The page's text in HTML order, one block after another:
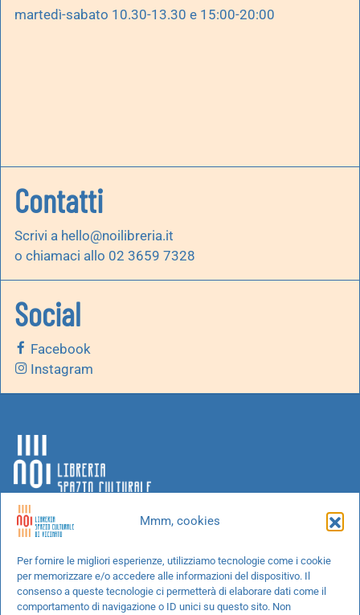
Mmm, cookies
Per fornire le migliori esperienze, utilizziamo tecnologie come i cookie
per memorizzare e/o accedere alle informazioni del dispositivo. Il
consenso a queste tecnologie ci permetterà di elaborare dati come il
comportamento di navigazione o ID unici su questo sito. Non
martedì-sabato 10.30-13.30 e 15:00-20:00
Contatti
Scrivi a hello@noilibreria.it
o chiamaci allo 02 3659 7328
Social
Facebook
Instagram
Chi siamo
Progetti speciali
Richiedi un libro